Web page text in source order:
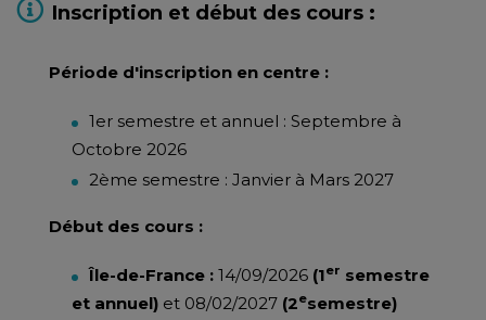
Inscription et début des cours :
Période d'inscription en centre :
1er semestre et annuel : Septembre à
Octobre 2026
2ème semestre : Janvier à Mars 2027
Début des cours :
Île-de-France : 14/09/2026 (1er semestre
et annuel) et 08/02/2027 (2esemestre)